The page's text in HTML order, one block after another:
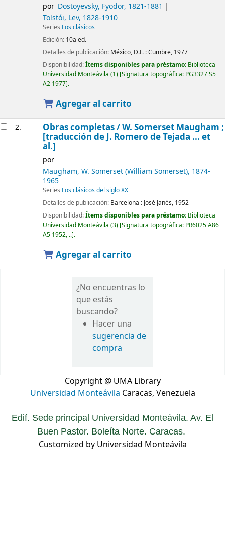
por Dostoyevsky, Fyodor, 1821-1881
Tolstói, Lev, 1828-1910
Series Los clásicos
Edición: 10a ed.
Detalles de publicación: México, D.F. :Cumbre, 1977
Disponibilidad:Ítems disponibles para préstamo: Biblioteca
Universidad Monteávila (1) Signatura topográfica: PG3327 S5
A2 1977 .
Agregar al carrito
2. Obras completas /W. Somerset Maugham ;
[traducción de J. Romero de Tejada ... et
al.]
por
Maugham, W. Somerset (William Somerset), 1874-
1965
Series Los clásicos del siglo XX
Detalles de publicación: Barcelona : José Janés, 1952-
Disponibilidad:Ítems disponibles para préstamo: Biblioteca
Universidad Monteávila (3) Signatura topográfica: PR6025 A86
A5 1952, .. .
Agregar al carrito
¿No encuentras lo
que estás
buscando?
Hacer una
sugerencia de
compra
Copyright @ UMA Library
Universidad Monteávila Caracas, Venezuela
Edif. Sede principal Universidad Monteávila. Av. El
Buen Pastor. Boleíta Norte. Caracas.
Customized by Universidad Monteávila